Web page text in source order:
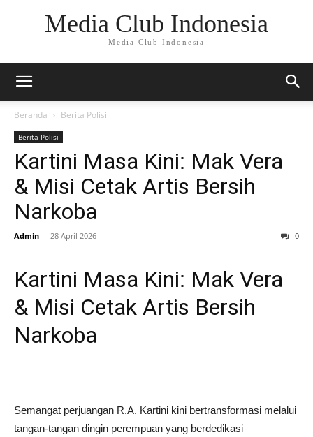
Media Club Indonesia
Media Club Indonesia
Beranda Berita Polisi
Berita Polisi
Kartini Masa Kini: Mak Vera
& Misi Cetak Artis Bersih
Narkoba
Admin - 28 April 2026 0
Kartini Masa Kini: Mak Vera
& Misi Cetak Artis Bersih
Narkoba
Semangat perjuangan R.A. Kartini kini bertransformasi melalui
tangan-tangan dingin perempuan yang berdedikasi